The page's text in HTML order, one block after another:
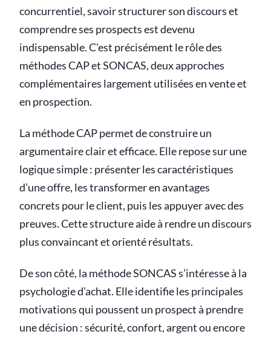
concurrentiel, savoir structurer son discours et
comprendre ses prospects est devenu
indispensable. C’est précisément le rôle des
méthodes CAP et SONCAS, deux approches
complémentaires largement utilisées en vente et
en prospection.
La méthode CAP permet de construire un
argumentaire clair et efficace. Elle repose sur une
logique simple : présenter les caractéristiques
d’une offre, les transformer en avantages
concrets pour le client, puis les appuyer avec des
preuves. Cette structure aide à rendre un discours
plus convaincant et orienté résultats.
De son côté, la méthode SONCAS s’intéresse à la
psychologie d’achat. Elle identifie les principales
motivations qui poussent un prospect à prendre
une décision : sécurité, confort, argent ou encore